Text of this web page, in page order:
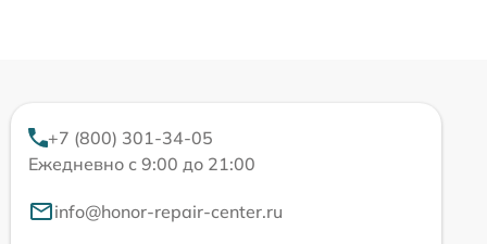
+7 (800) 301-34-05
Ежедневно с 9:00 до 21:00
info@honor-repair-center.ru